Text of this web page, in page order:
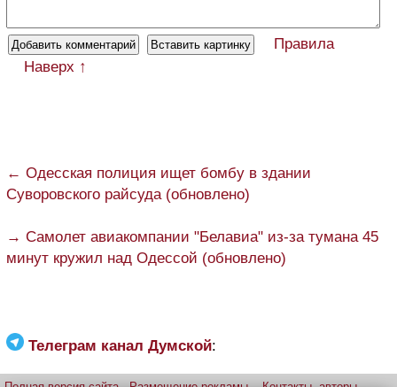
Правила
Наверх ↑
← Одесская полиция ищет бомбу в здании
Суворовского райсуда (обновлено)
→ Самолет авиакомпании "Белавиа" из-за тумана 45
минут кружил над Одессой (обновлено)
Телеграм канал Думской: